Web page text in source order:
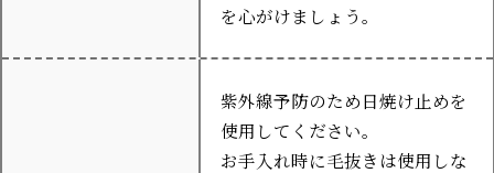
を心がけましょう。
紫外線予防のため日焼け止めを
使用してください。
お手入れ時に毛抜きは使用しな